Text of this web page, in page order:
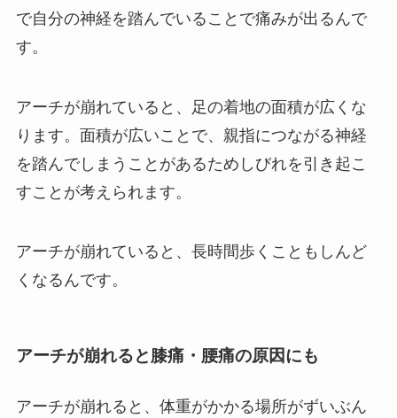
で自分の神経を踏んでいることで痛みが出るんで
す。
アーチが崩れていると、足の着地の面積が広くな
ります。面積が広いことで、親指につながる神経
を踏んでしまうことがあるためしびれを引き起こ
すことが考えられます。
アーチが崩れていると、長時間歩くこともしんど
くなるんです。
アーチが崩れると膝痛・腰痛の原因にも
アーチが崩れると、体重がかかる場所がずいぶん